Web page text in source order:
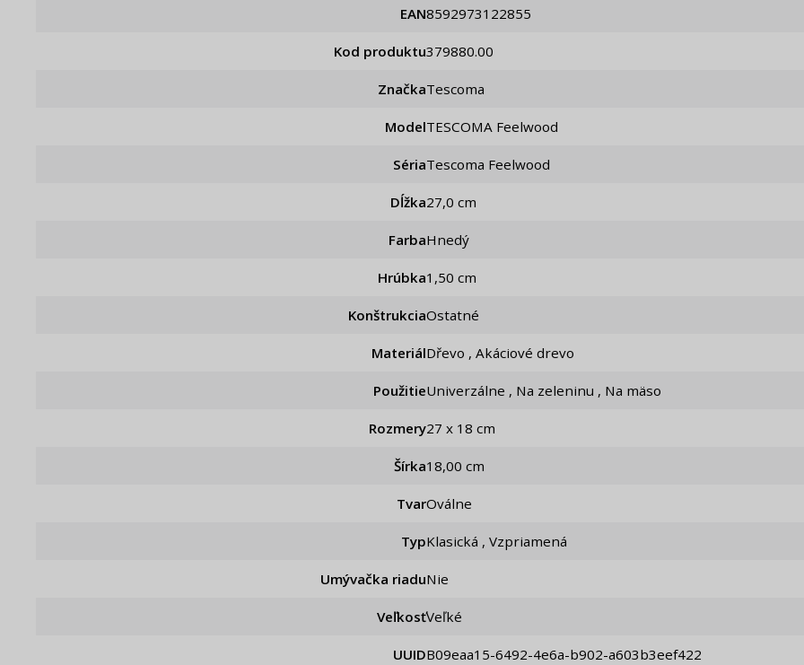
EAN 8592973122855
Kod produktu 379880.00
Značka Tescoma
Model TESCOMA Feelwood
Séria Tescoma Feelwood
Dĺžka 27,0 cm
Farba Hnedý
Hrúbka 1,50 cm
Konštrukcia Ostatné
Materiál Dřevo , Akáciové drevo
Použitie Univerzálne , Na zeleninu , Na mäso
Rozmery 27 x 18 cm
Šírka 18,00 cm
Tvar Oválne
Typ Klasická , Vzpriamená
Umývačka riadu Nie
Veľkosť Veľké
UUID b09eaa15-6492-4e6a-b902-a603b3eef422